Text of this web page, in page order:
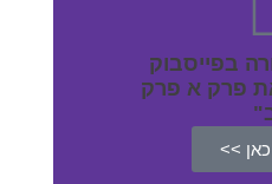
בפייסבוק
פרק א פרק
>>